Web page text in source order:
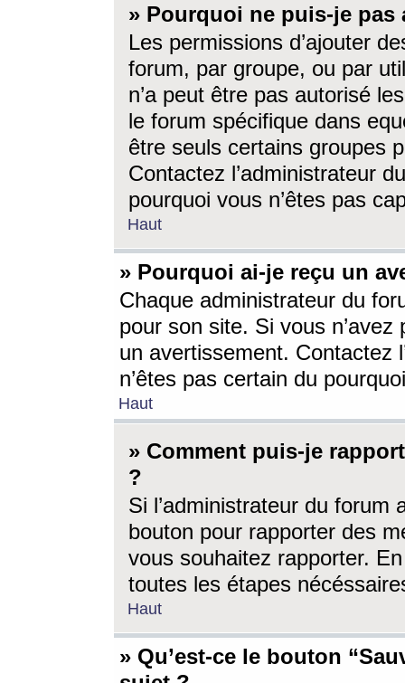
» Pourquoi ne puis-je
Les permissions d’ajouter
forum, par groupe, ou par
n’a peut être pas autorisé
le forum spécifique dans
être seuls certains groupes
Contactez l’administrateur
pourquoi vous n’êtes pas
Haut
» Pourquoi ai-je reçu un
Chaque administrateur du
pour son site. Si vous
un avertissement. Contactez
n’êtes pas certain du
Haut
» Comment puis-je
?
Si l’administrateur du forum
bouton pour rapporter des
vous souhaitez rapporter.
toutes les étapes
Haut
» Qu’est-ce le bouton